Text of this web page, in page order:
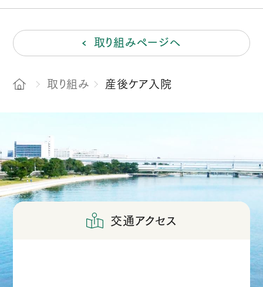
取り組みページへ
取り組み 産後ケア入院
交通アクセス